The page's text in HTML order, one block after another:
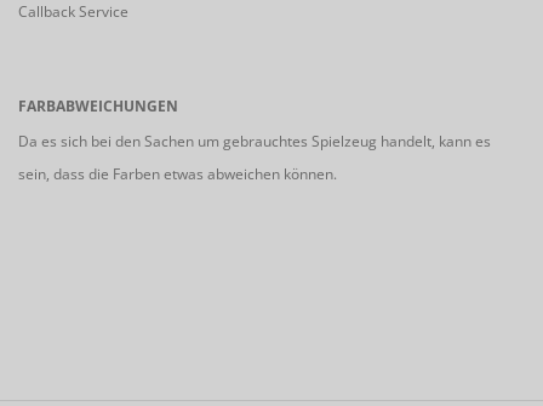
Callback Service
FARBABWEICHUNGEN
Da es sich bei den Sachen um gebrauchtes Spielzeug handelt, kann es
sein, dass die Farben etwas abweichen können.